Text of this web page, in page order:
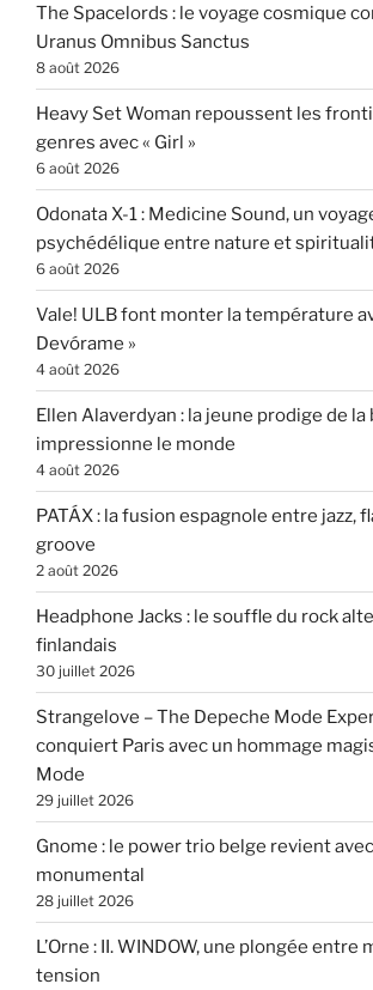
The Spacelords : le voyage cosmique
Uranus Omnibus Sanctus
8 août 2026
Heavy Set Woman repoussent les
genres avec « Girl »
6 août 2026
Odonata X-1 : Medicine Sound, un
psychédélique entre nature et
6 août 2026
Vale! ULB font monter la température
Devórame »
4 août 2026
Ellen Alaverdyan : la jeune prodige de la
impressionne le monde
4 août 2026
PATÁX : la fusion espagnole entre jazz,
groove
2 août 2026
Headphone Jacks : le souffle du rock
finlandais
30 juillet 2026
Strangelove – The Depeche Mode
conquiert Paris avec un hommage
Mode
29 juillet 2026
Gnome : le power trio belge revient
monumental
28 juillet 2026
L’Orne : II. WINDOW, une plongée entre
tension